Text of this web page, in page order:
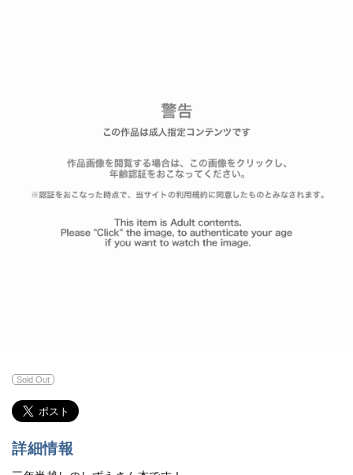
Sold Out
詳細情報